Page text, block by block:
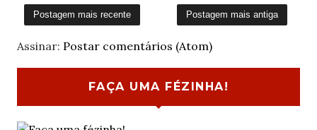
Postagem mais recente Postagem mais antiga
Assinar: Postar comentários (Atom)
FAÇA UMA FÉZINHA!